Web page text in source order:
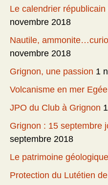
Le calendrier
novembre 2018
Nautile,
novembre 2018
Grignon, une passion 1
Volcanisme en mer Egée
JPO du Club à Grignon
Grignon : 15 septembre
septembre 2018
Le patrimoine géologique
Protection du Lutétien